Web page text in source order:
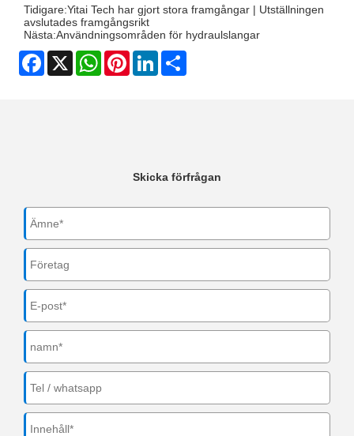
Tidigare:Yitai Tech har gjort stora framgångar | Utställningen
avslutades framgångsrikt
Nästa:Användningsområden för hydraulslangar
Facebook
X WhatsAppPinterestLinkedIn
Skicka förfrågan